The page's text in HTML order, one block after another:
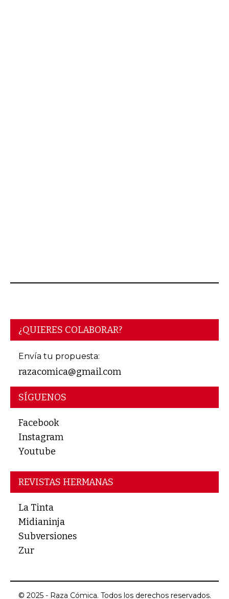
¿QUIERES COLABORAR?
Envía tu propuesta:
razacomica@gmail.com
SÍGUENOS
Facebook
Instagram
Youtube
REVISTAS HERMANAS
La Tinta
Midianinja
Subversiones
Zur
© 2025 - Raza Cómica. Todos los derechos reservados.